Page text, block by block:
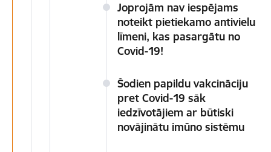
Joprojām nav iespējams
noteikt pietiekamo antivielu
līmeni, kas pasargātu no
Covid-19!
Šodien papildu vakcināciju
pret Covid-19 sāk
iedzīvotājiem ar būtiski
novājinātu imūno sistēmu